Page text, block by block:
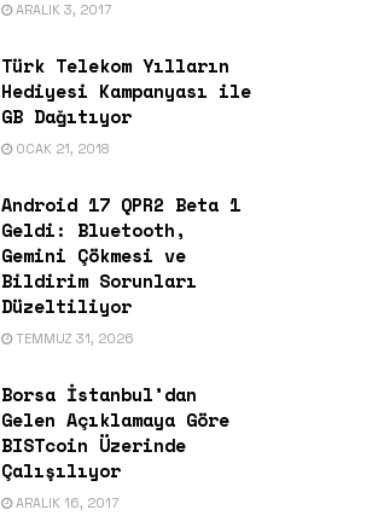
ARALIK 3, 2017
Türk Telekom Yılların
Hediyesi Kampanyası ile
GB Dağıtıyor
OCAK 21, 2018
Android 17 QPR2 Beta 1
Geldi: Bluetooth,
Gemini Çökmesi ve
Bildirim Sorunları
Düzeltiliyor
TEMMUZ 31, 2026
Borsa İstanbul’dan
Gelen Açıklamaya Göre
BISTcoin Üzerinde
Çalışılıyor
ARALIK 16, 2017